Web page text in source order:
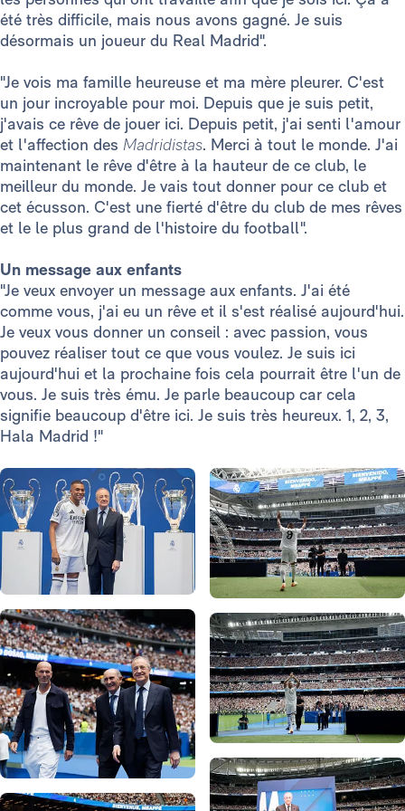
été très difficile, mais nous avons gagné. Je suis
désormais un joueur du Real Madrid".
"Je vois ma famille heureuse et ma mère pleurer. C'est
un jour incroyable pour moi. Depuis que je suis petit,
j'avais ce rêve de jouer ici. Depuis petit, j'ai senti l'amour
et l'affection des Madridistas. Merci à tout le monde. J'ai
maintenant le rêve d'être à la hauteur de ce club, le
meilleur du monde. Je vais tout donner pour ce club et
cet écusson. C'est une fierté d'être du club de mes rêves
et le le plus grand de l'histoire du football".
Un message aux enfants
"Je veux envoyer un message aux enfants. J'ai été
comme vous, j'ai eu un rêve et il s'est réalisé aujourd'hui.
Je veux vous donner un conseil : avec passion, vous
pouvez réaliser tout ce que vous voulez. Je suis ici
aujourd'hui et la prochaine fois cela pourrait être l'un de
vous. Je suis très ému. Je parle beaucoup car cela
signifie beaucoup d'être ici. Je suis très heureux. 1, 2, 3,
Hala Madrid !"